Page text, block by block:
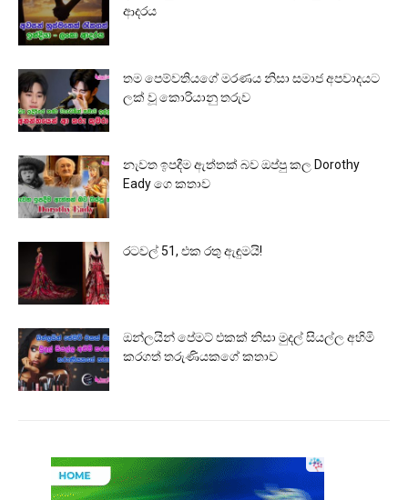
ආදරය
තම පෙම්වතියගේ මරණය නිසා සමාජ අපවාදයට
ලක් වූ කොරියානු තරුව
නැවත ඉපදීම ඇත්තක් බව ඔප්පු කල Dorothy
Eady ගෙ කතාව
රටවල් 51, එක රතු ඇඳුමයි!
ඔන්ලයින් පේමට් එකක් නිසා මුදල් සියල්ල අහිමි
කරගත් තරුණියකගේ කතාව